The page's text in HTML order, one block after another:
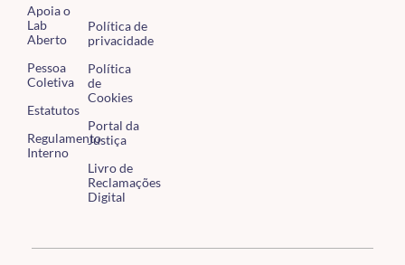
Apoia o
Lab
Aberto
Pessoa
Coletiva
Estatutos
Regulamento
Interno
Política de
privacidade
Política
de
Cookies
Portal da
Justiça
Livro de
Reclamações
Digital